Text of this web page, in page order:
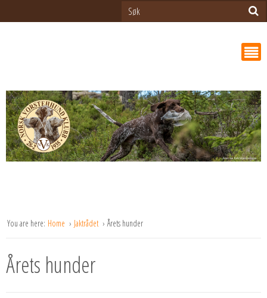
You are here: Home Jaktrådet Årets hunder
Årets hunder